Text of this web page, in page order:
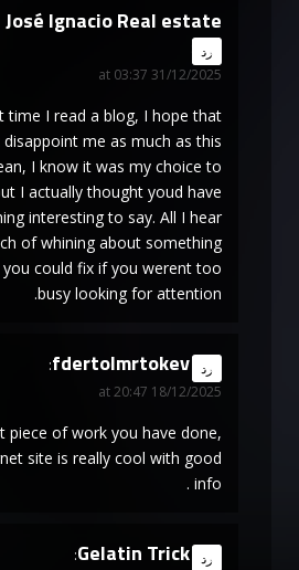
José Ignacio Real estate
says:
31/12/2025 at 03:37
رد
time I read a blog, I hope that
me as much as this
I know it was my choice to
I actually thought youd have
interesting to say. All I hear
of whining about something
could fix if you werent too
busy looking for attention.
fdertolmrtokev
says:
18/12/2025 at 20:47
رد
piece of work you have done,
site is really cool with good
info .
Gelatin Trick
says:
رد